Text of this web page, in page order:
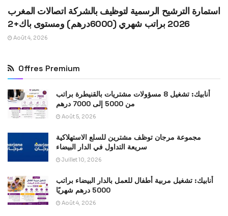
استمارة الترشيح الرسمية لتوظيف بالشركة اتصالات المغرب
2026 براتب شهري (6000درهم) ومستوى باك+2
Août 4, 2026
Offres Premium
أنابيك: تشغيل 8 مسؤولات مشتريات بالقنيطرة براتب
من 5000 إلى 7000 درهم
Août 5, 2026
مجموعة مرجان توظف مشترين للسلع الاستهلاكية
سريعة التداول في الدار البيضاء
Juillet 10, 2026
أنابيك: تشغيل مربية أطفال للعمل بالدار البيضاء براتب
5000 درهم شهريًا
Août 4, 2026